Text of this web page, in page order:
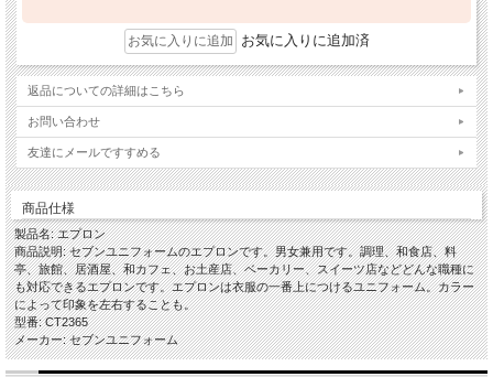
お気に入りに追加済
返品についての詳細はこちら
お問い合わせ
友達にメールですすめる
商品仕様
製品名: エプロン
商品説明: セブンユニフォームのエプロンです。男女兼用です。調理、和食店、料
亭、旅館、居酒屋、和カフェ、お土産店、ベーカリー、スイーツ店などどんな職種に
も対応できるエプロンです。エプロンは衣服の一番上につけるユニフォーム。カラー
によって印象を左右することも。
型番: CT2365
メーカー: セブンユニフォーム